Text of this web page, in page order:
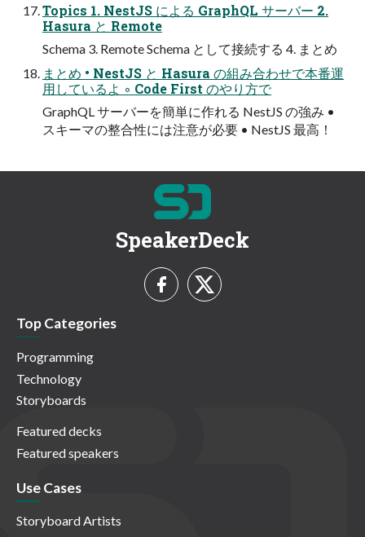
Topics 1. NestJS による GraphQL サーバー 2.
Hasura と Remote
Schema 3. Remote Schema として接続する 4. まとめ
まとめ • NestJS と Hasura の組み合わせで本番運
用しているよ ◦ Code First のやり方で
GraphQL サーバーを簡単に作れる NestJS の強み •
スキーマの整合性には注意が必要 • NestJS 最高！
SpeakerDeck
Top Categories
Programming
Technology
Storyboards
Featured decks
Featured speakers
Use Cases
Storyboard Artists